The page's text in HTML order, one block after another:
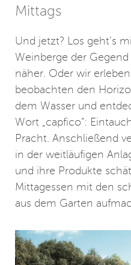
Mittags
Und jetzt? Los geht’s
Weinberge der
näher. Oder wir
beobachten den
dem Wasser und
Wort „capfico“:
Pracht. Anschließend
in der weitläufigen
und ihre Produkte
Mittagessen mit den
aus dem Garten